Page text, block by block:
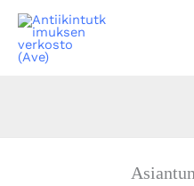
Siirry
sisältöön